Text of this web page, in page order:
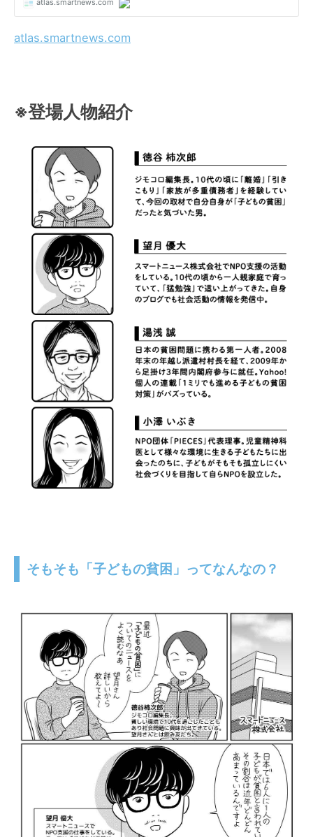
atlas.smartnews.com
※登場人物紹介
そもそも「子どもの貧困」ってなんなの？